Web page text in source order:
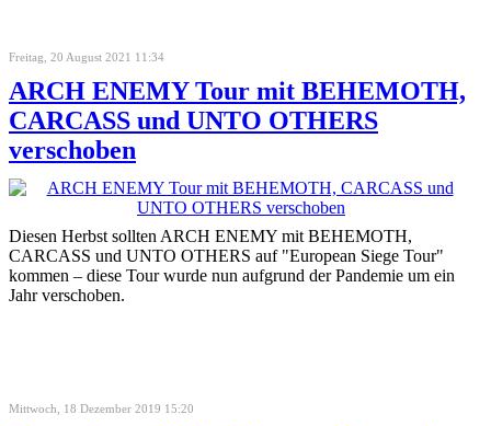
Freitag, 20 August 2021 11:34
ARCH ENEMY Tour mit BEHEMOTH,
CARCASS und UNTO OTHERS
verschoben
Diesen Herbst sollten ARCH ENEMY mit BEHEMOTH,
CARCASS und UNTO OTHERS auf "European Siege Tour"
kommen – diese Tour wurde nun aufgrund der Pandemie um ein
Jahr verschoben.
Mittwoch, 18 Dezember 2019 15:20